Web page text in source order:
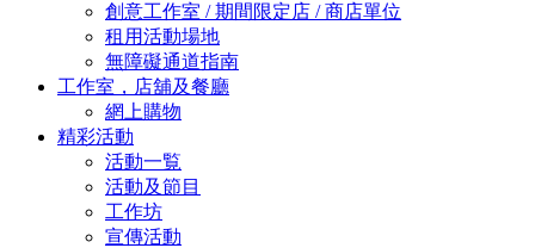
創意工作室 / 期間限定店 / 商店單位
租用活動場地
無障礙通道指南
工作室，店舖及餐廳
網上購物
精彩活動
活動一覧
活動及節目
工作坊
宣傳活動